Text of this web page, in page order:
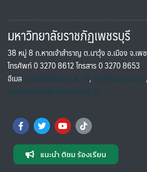
มหาวิทยาลัยราชภัฏเพชรบุรี
38 หมู่ 8 ถ.หาดเจ้าสำราญ ต.นาวุ้ง อ.เมือง จ.เพ
โทรศัพท์ 0 3270 8612 โทรสาร 0 3270 8653
อีเมล saraban@pbru.ac.th, info@pbru.ac.th,
international@mail.pbru.ac.th
แนะนำ ติชม ร้องเรียน